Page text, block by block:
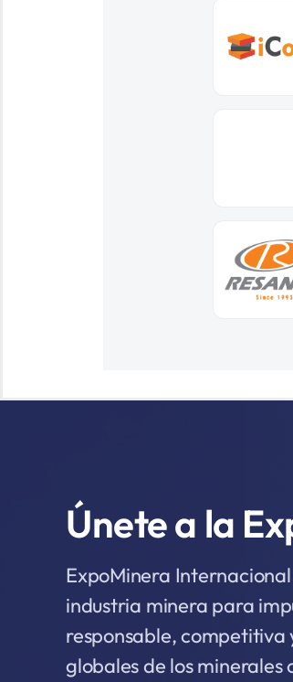
Únete a la
ExpoMinera
industria minera para
responsable, competitiva
globales de los minerales